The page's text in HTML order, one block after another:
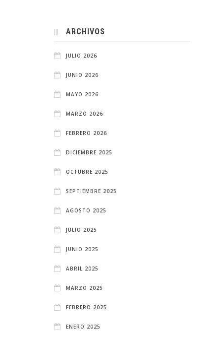
ARCHIVOS
JULIO 2026
JUNIO 2026
MAYO 2026
MARZO 2026
FEBRERO 2026
DICIEMBRE 2025
OCTUBRE 2025
SEPTIEMBRE 2025
AGOSTO 2025
JULIO 2025
JUNIO 2025
ABRIL 2025
MARZO 2025
FEBRERO 2025
ENERO 2025